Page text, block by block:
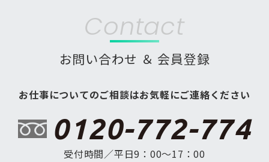
Contact
お問い合わせ ＆ 会員登録
お仕事についてのご相談はお気軽にご連絡ください
0120-772-774
受付時間／平日9：00〜17：00